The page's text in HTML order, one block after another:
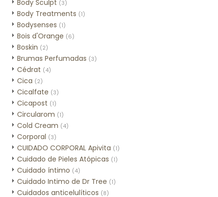
Body Sculpt (3)
Body Treatments (1)
Bodysenses (1)
Bois d'Orange (6)
Boskin (2)
Brumas Perfumadas (3)
Cédrat (4)
Cica (2)
Cicalfate (3)
Cicapost (1)
Circularom (1)
Cold Cream (4)
Corporal (3)
CUIDADO CORPORAL Apivita (1)
Cuidado de Pieles Atópicas (1)
Cuidado íntimo (4)
Cuidado Intimo de Dr Tree (1)
Cuidados anticelulíticos (8)